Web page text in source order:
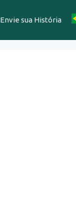
Envie sua História